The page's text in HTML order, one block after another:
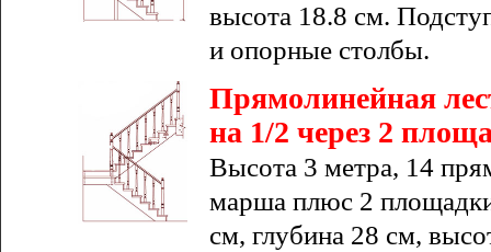
высота 18.8 см.
и опорные столбы.
Прямолинейная
на 1/2 через 2
Высота 3 метра, 14
марша плюс 2
см, глубина 28 см,